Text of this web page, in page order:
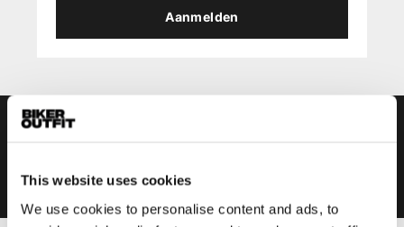
This website uses cookies
We use cookies to personalise content and ads, to
Aanmelden